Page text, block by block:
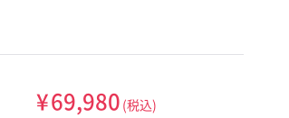
¥69,980 (税込)